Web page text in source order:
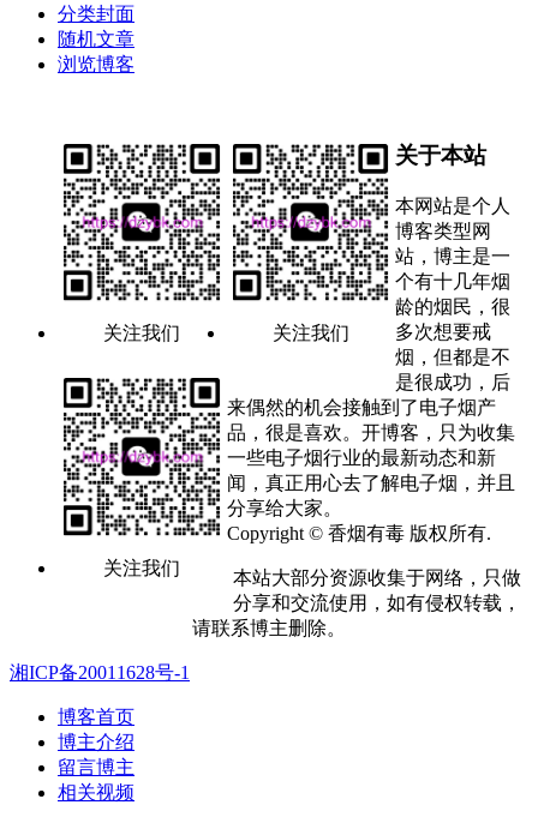
分类封面
随机文章
浏览博客
关注我们 关注我们
关注我们
关于本站
本网站是个人
博客类型网
站，博主是一
个有十几年烟
龄的烟民，很
多次想要戒
烟，但都是不
是很成功，后
来偶然的机会接触到了电子烟产
品，很是喜欢。开博客，只为收集
一些电子烟行业的最新动态和新
闻，真正用心去了解电子烟，并且
分享给大家。
Copyright © 香烟有毒 版权所有.
本站大部分资源收集于网络，只做
分享和交流使用，如有侵权转载，
请联系博主删除。
湘ICP备20011628号-1
博客首页
博主介绍
留言博主
相关视频